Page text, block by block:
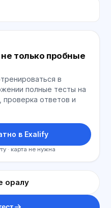
не только пробные
в
полные тесты на
ответов и
в Exalify
· карта не нужна
оралу